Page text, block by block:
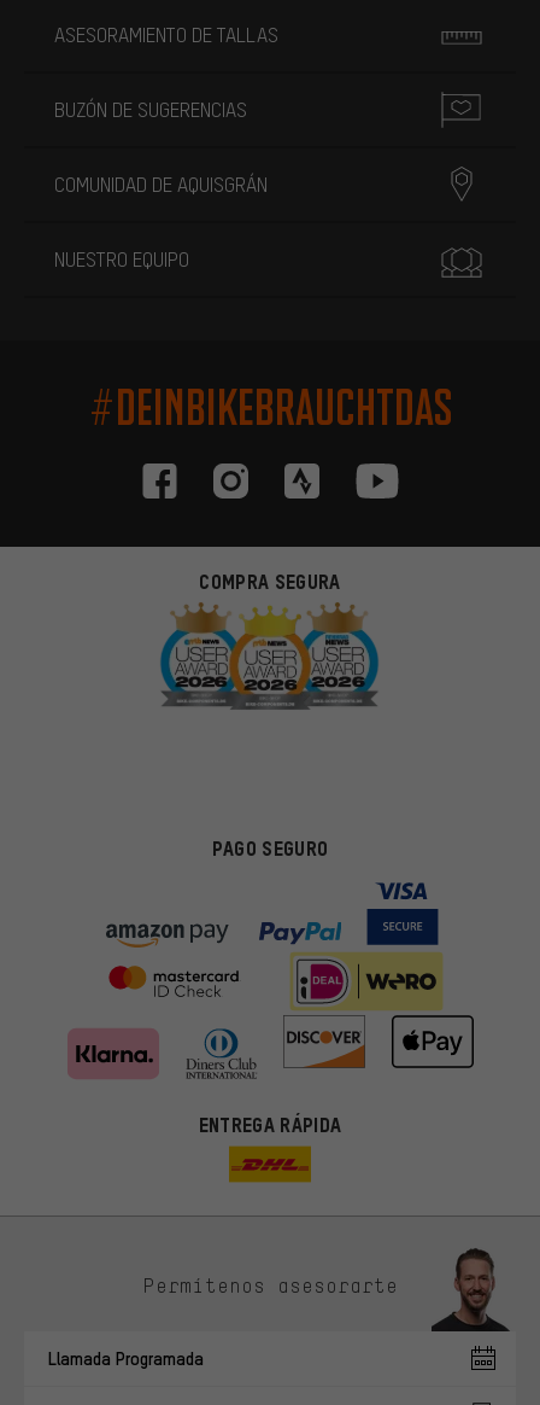
ASESORAMIENTO DE TALLAS
BUZÓN DE SUGERENCIAS
COMUNIDAD DE AQUISGRÁN
NUESTRO EQUIPO
#DEINBIKEBRAUCHTDAS
COMPRA SEGURA
PAGO SEGURO
ENTREGA RÁPIDA
Permítenos asesorarte
Llamada Programada
ti. Las cookies de marketing nos ayudan a identificar tus